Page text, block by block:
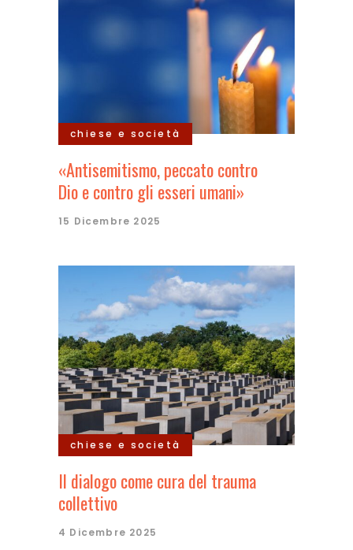
chiese e società
«Antisemitismo, peccato contro
Dio e contro gli esseri umani»
15 Dicembre 2025
chiese e società
Il dialogo come cura del trauma
collettivo
4 Dicembre 2025